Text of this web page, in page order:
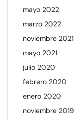
mayo 2022
marzo 2022
noviembre 2021
mayo 2021
julio 2020
febrero 2020
enero 2020
noviembre 2019